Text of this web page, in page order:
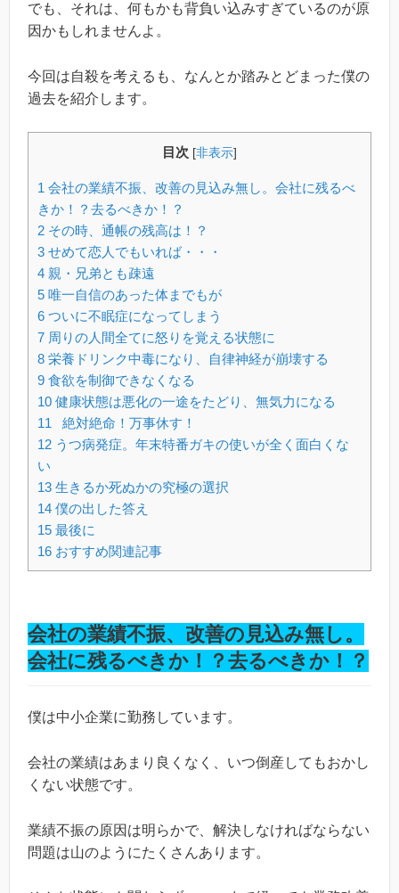
でも、それは、何もかも背負い込みすぎているのが原
因かもしれませんよ。
今回は自殺を考えるも、なんとか踏みとどまった僕の
過去を紹介します。
目次 [非表示]
1 会社の業績不振、改善の見込み無し。会社に残るべ
きか！？去るべきか！？
2 その時、通帳の残高は！？
3 せめて恋人でもいれば・・・
4 親・兄弟とも疎遠
5 唯一自信のあった体までもが
6 ついに不眠症になってしまう
7 周りの人間全てに怒りを覚える状態に
8 栄養ドリンク中毒になり、自律神経が崩壊する
9 食欲を制御できなくなる
10 健康状態は悪化の一途をたどり、無気力になる
11 絶対絶命！万事休す！
12 うつ病発症。年末特番ガキの使いが全く面白くな
い
13 生きるか死ぬかの究極の選択
14 僕の出した答え
15 最後に
16 おすすめ関連記事
会社の業績不振、改善の見込み無し。
会社に残るべきか！？去るべきか！？
僕は中小企業に勤務しています。
会社の業績はあまり良くなく、いつ倒産してもおかし
くない状態です。
業績不振の原因は明らかで、解決しなければならない
問題は山のようにたくさんあります。